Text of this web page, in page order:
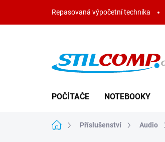
obsah
Repasovaná výpočetní technika
POČÍTAČE NOTEBOOKY
Domů Příslušenství Audio